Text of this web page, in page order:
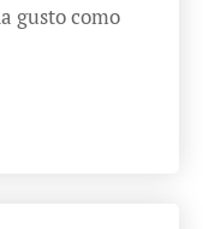
gusto como